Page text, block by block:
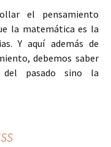
el pensamiento
la matemática es la
Y aquí además de
debemos saber
del pasado sino la